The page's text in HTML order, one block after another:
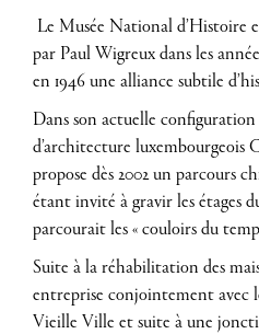
Le Musée National d’Histoire
par Paul Wigreux dans les
en 1946 une alliance subtile
Dans son actuelle
d’architecture luxembourgeois
propose dès 2002 un parcours
étant invité à gravir les étages
parcourait les « couloirs du
Suite à la réhabilitation des
entreprise conjointement avec
Vieille Ville et suite à une